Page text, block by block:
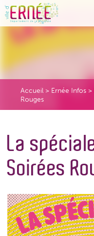
Accueil > Ernée Infos >
Rouges
La
Soirées